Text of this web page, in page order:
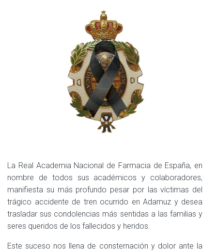
La Real Academia Nacional de Farmacia de España, en
nombre de todos sus académicos y colaboradores,
manifiesta su más profundo pesar por las víctimas del
trágico accidente de tren ocurrido en Adamuz y desea
trasladar sus condolencias más sentidas a las familias y
seres queridos de los fallecidos y heridos.
Este suceso nos llena de consternación y dolor ante la